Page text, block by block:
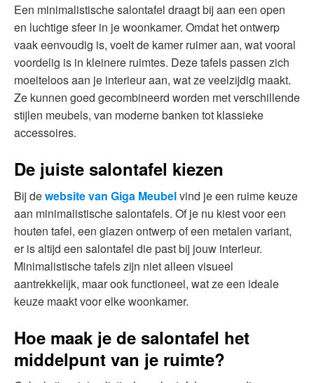
Een minimalistische salontafel draagt bij aan een open
en luchtige sfeer in je woonkamer. Omdat het ontwerp
vaak eenvoudig is, voelt de kamer ruimer aan, wat vooral
voordelig is in kleinere ruimtes. Deze tafels passen zich
moeiteloos aan je interieur aan, wat ze veelzijdig maakt.
Ze kunnen goed gecombineerd worden met verschillende
stijlen meubels, van moderne banken tot klassieke
accessoires.
De juiste salontafel kiezen
Bij dewebsite van Giga Meubelvind je een ruime keuze
aan minimalistische salontafels. Of je nu kiest voor een
houten tafel, een glazen ontwerp of een metalen variant,
er is altijd een salontafel die past bij jouw interieur.
Minimalistische tafels zijn niet alleen visueel
aantrekkelijk, maar ook functioneel, wat ze een ideale
keuze maakt voor elke woonkamer.
Hoe maak je de salontafel het
middelpunt van je ruimte?